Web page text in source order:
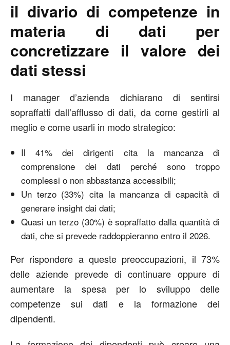
il divario di competenze in
materia di dati per
concretizzare il valore dei
dati stessi
I manager d’azienda dichiarano di sentirsi
sopraffatti dall’afflusso di dati, da come gestirli al
meglio e come usarli in modo strategico:
Il 41% dei dirigenti cita la mancanza di
comprensione dei dati perché sono troppo
complessi o non abbastanza accessibili;
Un terzo (33%) cita la mancanza di capacità di
generare insight dai dati;
Quasi un terzo (30%) è sopraffatto dalla quantità di
dati, che si prevede raddoppieranno entro il 2026.
Per rispondere a queste preoccupazioni, il 73%
delle aziende prevede di continuare oppure di
aumentare la spesa per lo sviluppo delle
competenze sui dati e la formazione dei
dipendenti.